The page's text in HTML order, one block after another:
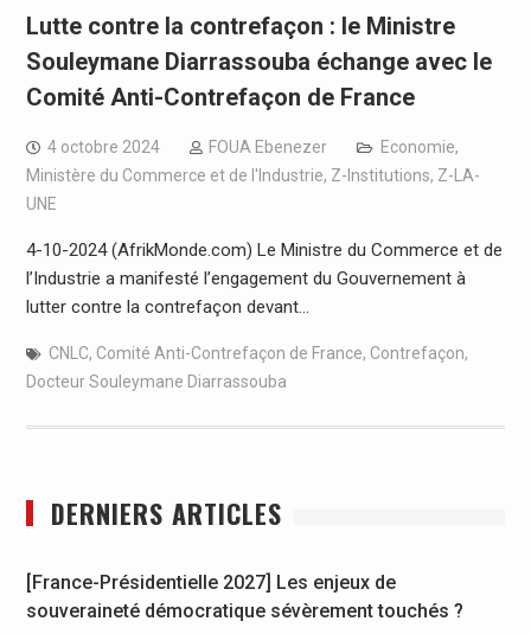
Lutte contre la contrefaçon : le Ministre
Souleymane Diarrassouba échange avec le
Comité Anti-Contrefaçon de France
4 octobre 2024 FOUA Ebenezer Economie,
Ministère du Commerce et de l'Industrie, Z-Institutions, Z-LA-
UNE
4-10-2024 (AfrikMonde.com) Le Ministre du Commerce et de
l’Industrie a manifesté l’engagement du Gouvernement à
lutter contre la contrefaçon devant…
CNLC, Comité Anti-Contrefaçon de France, Contrefaçon,
Docteur Souleymane Diarrassouba
DERNIERS ARTICLES
[France-Présidentielle 2027] Les enjeux de
souveraineté démocratique sévèrement touchés ?